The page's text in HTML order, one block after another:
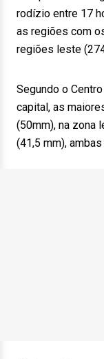
rodízio entre 17
as regiões com
regiões leste
Segundo o
capital, as
(50mm), na zona
(41,5 mm),